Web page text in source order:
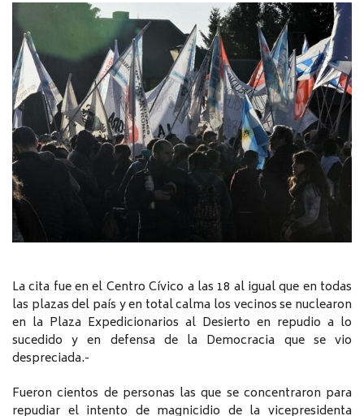
La cita fue en el Centro Cívico a las 18 al igual que en todas
las plazas del país y en total calma los vecinos se nuclearon
en la Plaza Expedicionarios al Desierto en repudio a lo
sucedido y en defensa de la Democracia que se vio
despreciada.-
Fueron cientos de personas las que se concentraron para
repudiar el intento de magnicidio de la vicepresidenta